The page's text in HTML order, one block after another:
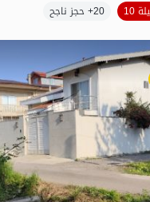
20+ حجز ناجح